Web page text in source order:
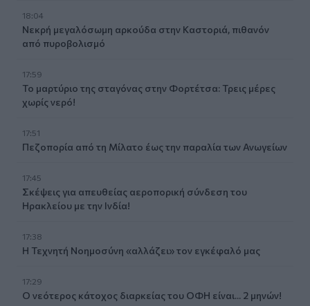
18:04
Νεκρή μεγαλόσωμη αρκούδα στην Καστοριά, πιθανόν
από πυροβολισμό
17:59
Το μαρτύριο της σταγόνας στην Φορτέτσα: Τρεις μέρες
χωρίς νερό!
17:51
Πεζοπορία από τη Μίλατο έως την παραλία των Ανωγείων
17:45
Σκέψεις για απευθείας αεροπορική σύνδεση του
Ηρακλείου με την Ινδία!
17:38
Η Τεχνητή Νοημοσύνη «αλλάζει» τον εγκέφαλό μας
17:29
Ο νεότερος κάτοχος διαρκείας του ΟΦΗ είναι... 2 μηνών!